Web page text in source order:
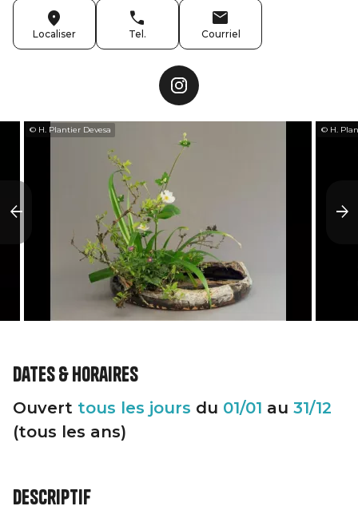
Localiser Tel. Courriel
© H. Plantier Devesa © H.
Dates & horaires
Ouvert tous les jours du 01/01 au 31/12
(tous les ans)
Descriptif